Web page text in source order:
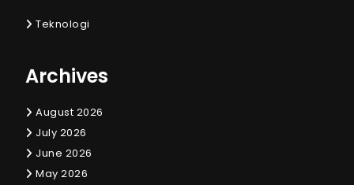
Teknologi
Archives
August 2026
July 2026
June 2026
May 2026